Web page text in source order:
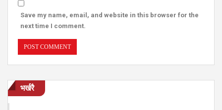
Save my name, email, and website in this browser for the
next time I comment.
भर्खरै